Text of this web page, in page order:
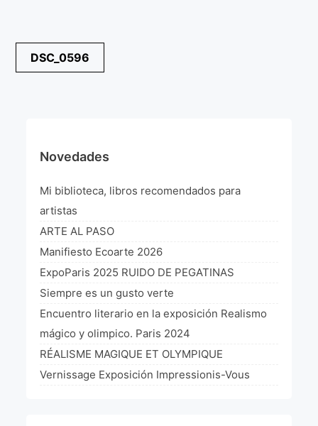
«Impressionnis-vous» Paris 2023
¡VIVE Molière! Un hommage latino-américain à
La Formule de l’art París 2020
L’art Latino-américain à Paris 2019
Reflecting Source. NY 2019
«Sincronías con sentido» Bogotá Colombia 2019
«Huellas trashumantes» New York 2018
Commissaire D’exposition
La Fórmula Científica Del Arte
Navegación
de
DSC_0596
Novedades
Mi biblioteca, libros recomendados para
artistas
ARTE AL PASO
Manifiesto Ecoarte 2026
ExpoParis 2025 RUIDO DE PEGATINAS
Siempre es un gusto verte
Encuentro literario en la exposición Realismo
mágico y olimpico. Paris 2024
RÉALISME MAGIQUE ET OLYMPIQUE
Vernissage Exposición Impressionis-Vous